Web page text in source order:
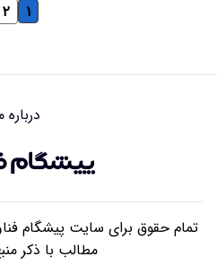
۱ ۲
درباره
تمام حقوق برای سایت پیشگام
مطالب با ذکر